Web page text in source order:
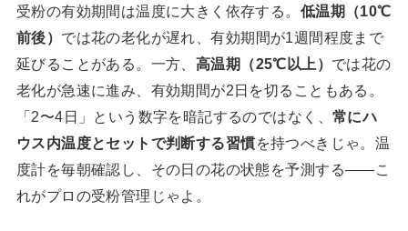
受粉の有効期間は温度に大きく依存する。 低温期（10℃
前後） では花の老化が遅れ、有効期間が1週間程度まで
延びることがある。一方、 高温期（25℃以上） では花の
老化が急速に進み、有効期間が2日を切ることもある。
「2〜4日」という数字を暗記するのではなく、 常にハ
ウス内温度とセットで判断する習慣を持つべきじゃ。温
度計を毎朝確認し、その日の花の状態を予測する——こ
れがプロの受粉管理じゃよ。